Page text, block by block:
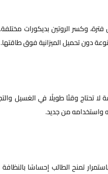
وكسر الروتين بديكورات
دون تحميل الميزانية فوق طاقتها.
لا تحتاج وقتًا طويلًا في الغسيل
من جديد.
تمنح الطالب إحساسًا